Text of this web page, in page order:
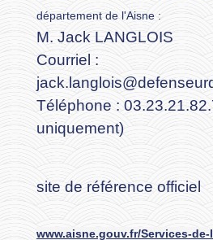
département de l'Aisne :
M. Jack LANGLOIS
Courriel :
Téléphone :
uniquement)
site de référence officiel
www.aisne.gouv.fr/Services-